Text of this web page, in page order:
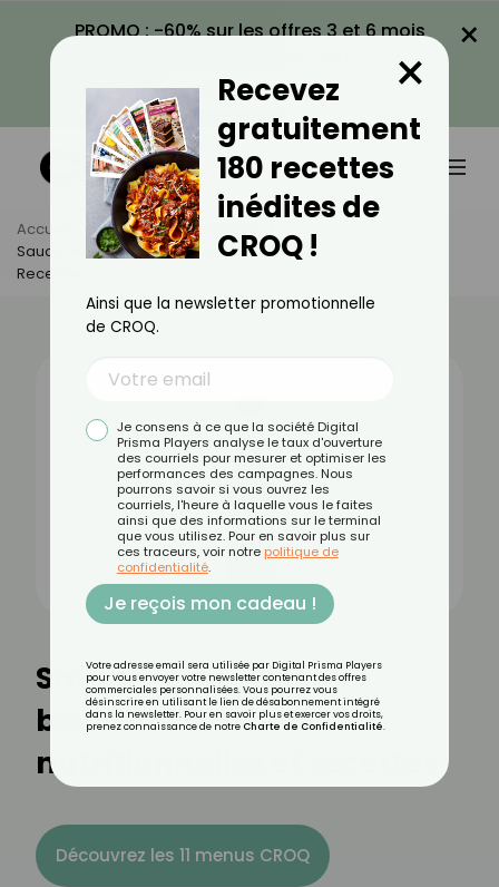
PROMO : -60% sur les offres 3 et 6 mois
VOIR LA PROMO
×
Accueil Actus
Alimentation
Sauce Worcestershire : Bienfaits, Valeurs Nutritionnelles Et
Recettes
Sauce worcestershire :
bienfaits, valeurs
nutritionnelles et recettes
Découvrez les 11 menus CROQ
Recevez
gratuitement
180 recettes
inédites de
CROQ !
×
Ainsi que la newsletter promotionnelle
de CROQ.
Je consens à ce que la société Digital
Prisma Players analyse le taux d'ouverture
des courriels pour mesurer et optimiser les
performances des campagnes. Nous
pourrons savoir si vous ouvrez les
courriels, l'heure à laquelle vous le faites
ainsi que des informations sur le terminal
que vous utilisez. Pour en savoir plus sur
ces traceurs, voir notre politique de
confidentialité.
Je reçois mon cadeau !
Votre adresse email sera utilisée par Digital Prisma Players
pour vous envoyer votre newsletter contenant des offres
commerciales personnalisées. Vous pourrez vous
désinscrire en utilisant le lien de désabonnement intégré
dans la newsletter. Pour en savoir plus et exercer vos droits,
prenez connaissance de notre Charte de Confidentialité.